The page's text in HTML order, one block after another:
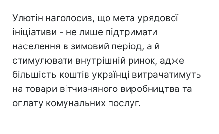
Улютін наголосив, що мета урядової
ініціативи - не лише підтримати
населення в зимовий період, а й
стимулювати внутрішній ринок, адже
більшість коштів українці витрачатимуть
на товари вітчизняного виробництва та
оплату комунальних послуг.